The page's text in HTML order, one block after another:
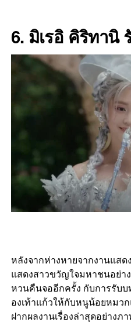
6. มิเรอิ คิริทานิ
หลังจากห่างหายจากงานแส
แสดงสาวขวัญใจมหาชนอย่าง
หวนคืนจออีกครั้ง กับการรับบ
องเท้าแก้วให้กับหนูน้อยหมว
ฝากผลงานเรื่องล่าสุดอย่างภา